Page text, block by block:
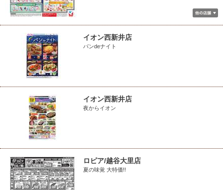
イオン西新井店
パンdeナイト
イオン西新井店
夜からイオン
ロピア/越谷大里店
夏の味覚 大特価!!